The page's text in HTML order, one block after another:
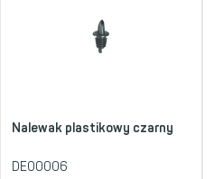
Nalewak plastikowy czarny
DE00006